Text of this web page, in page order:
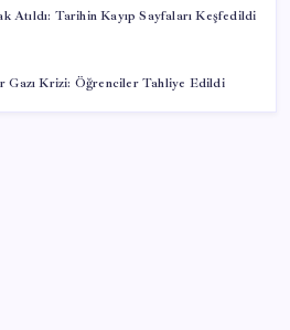
Atıldı: Tarihin Kayıp Sayfaları Keşfedildi
Gazı Krizi: Öğrenciler Tahliye Edildi